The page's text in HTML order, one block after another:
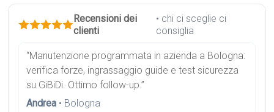
Recensioni dei
clienti
• chi ci sceglie ci
consiglia
“Manutenzione programmata in azienda a Bologna:
verifica forze, ingrassaggio guide e test sicurezza
su GiBiDi. Ottimo follow-up.”
Andrea • Bologna